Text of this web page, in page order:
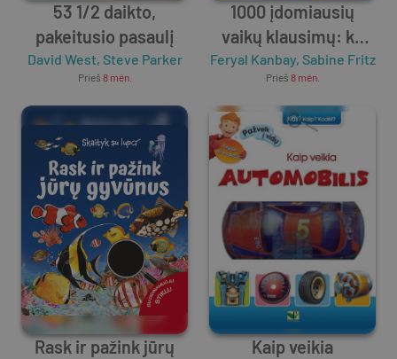
53 1/2 daikto,
pakeitusio pasaulį
David West, Steve Parker
Prieš 8 mėn.
1000 įdomiausių
vaikų klausimų: ką
vaikai nori žinoti
Feryal Kanbay, Sabine Fritz
Prieš 8 mėn.
Rask ir pažink jūrų
Kaip veikia